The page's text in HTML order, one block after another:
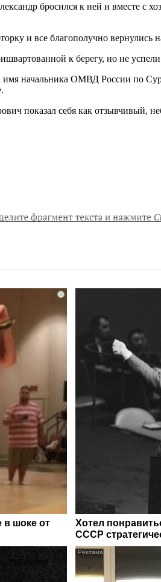
бросился к ней и вместе
и все благополучно вернулись
к берегу, но не
начальника ОМВД России по
показал себя как отзывчивый,
i
в шоке от
Хотел
СССР